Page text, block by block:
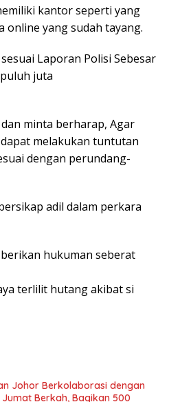
kantor seperti yang
online yang sudah tayang.
Laporan Polisi Sebesar
juta
minta berharap, Agar
melakukan tuntutan
dengan perundang-
adil dalam perkara
hukuman seberat
terlilit hutang akibat si
Johor Berkolaborasi dengan
Berkah, Bagikan 500